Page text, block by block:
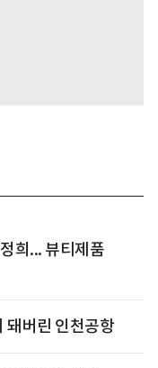
희... 뷰티제품
돼버린 인천공항